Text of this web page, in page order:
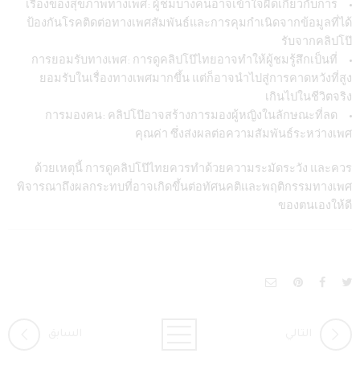
เรื่องของสุขภาพทางเพศ: ผู้ชมบางคนอาจเข้าใจผิดเกี่ยวกับการ
ป้องกันโรคติดต่อทางเพศสัมพันธ์และการคุมกำเนิดจากข้อมูลที่ได้
รับจากคลิปโป๊
การยอมรับทางเพศ: การดูคลิปโป๊ไทยอาจทำให้ผู้ชมรู้สึกเป็นที่
ยอมรับในเรื่องทางเพศมากขึ้น แต่ก็อาจนำไปสู่การคาดหวังที่สูง
เกินไปในชีวิตจริง
การมองคน: คลิปโป๊อาจสร้างการมองผู้หญิงในลักษณะที่ลด
คุณค่า ซึ่งส่งผลต่อความสัมพันธ์ระหว่างเพศ
ด้วยเหตุนี้ การดูคลิปโป๊ไทยควรทำด้วยความระมัดระวัง และควร
พิจารณาถึงผลกระทบที่อาจเกิดขึ้นต่อทัศนคติและพฤติกรรมทางเพศ
ของตนเองให้ดี